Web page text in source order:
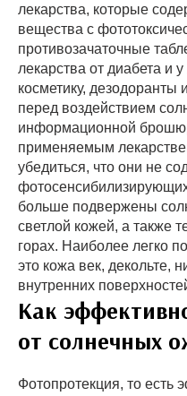
лекарства, которые
вещества с
противозачаточные
лекарства от диабета и
косметику,
перед воздействием
информационной
применяемым
убедиться, что они не
больше подвержены
светлой кожей, а также
горах. Наиболее легко
это кожа век, декольте,
внутренних
Как
от солнечных
Фотопротекция, то есть